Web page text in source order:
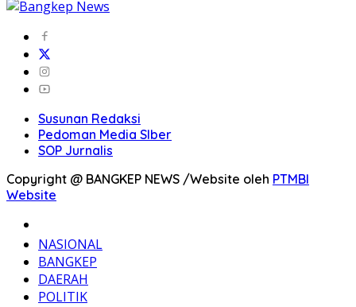
Susunan Redaksi
Pedoman Media SIber
SOP Jurnalis
Copyright @ BANGKEP NEWS /Website oleh PTMBI
Website
NASIONAL
BANGKEP
DAERAH
POLITIK